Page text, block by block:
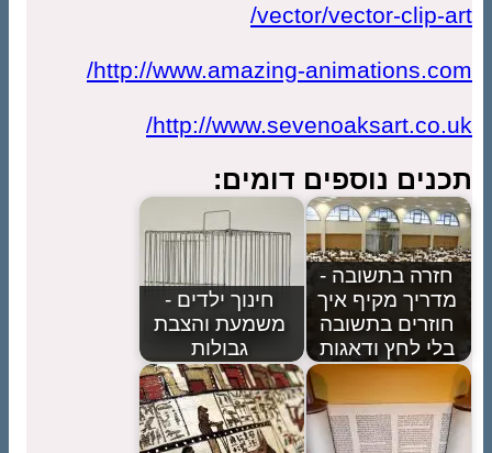
vector/vector-clip-art/
http://www.amazing-animations.com/
http://www.sevenoaksart.co.uk/
תכנים נוספים דומים:
חזרה בתשובה -
מדריך מקיף איך
חוזרים בתשובה
בלי לחץ ודאגות
חינוך ילדים -
משמעת והצבת
גבולות